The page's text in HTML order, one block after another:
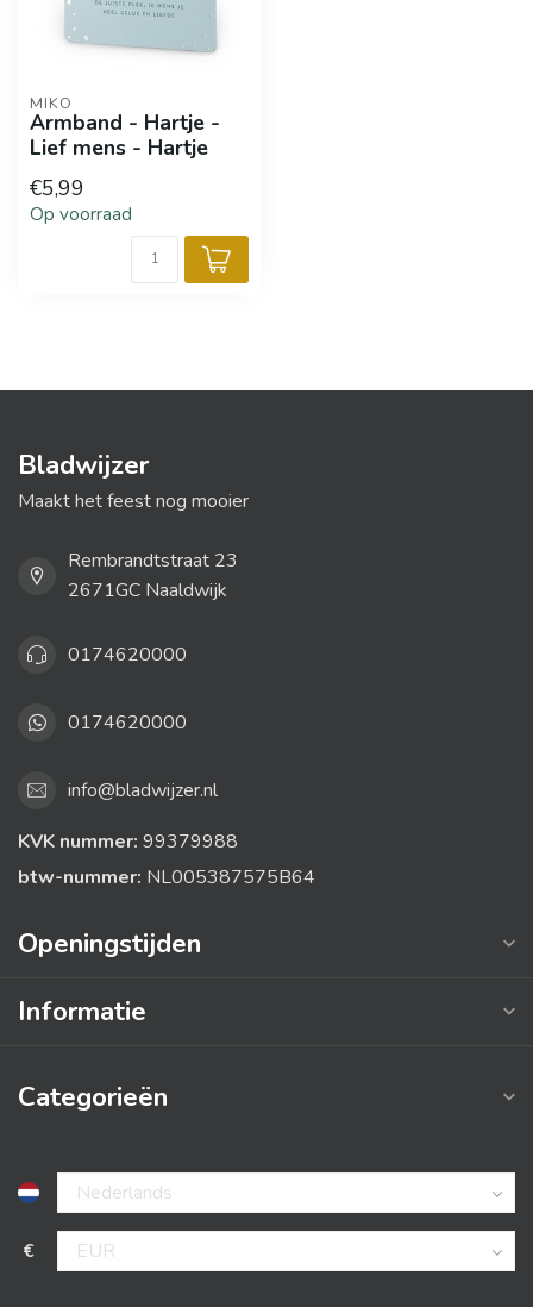
MIKO
Armband - Hartje -
Lief mens - Hartje
€5,99
Op voorraad
Bladwijzer
Maakt het feest nog mooier
Rembrandtstraat 23
2671GC Naaldwijk
0174620000
0174620000
info@bladwijzer.nl
KVK nummer: 99379988
btw-nummer: NL005387575B64
Openingstijden
Informatie
Categorieën
€